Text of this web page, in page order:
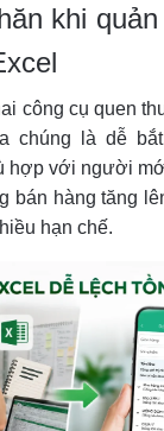
khi
công cụ quen
chúng là dễ
hợp với người
bán hàng tăng
hạn chế.